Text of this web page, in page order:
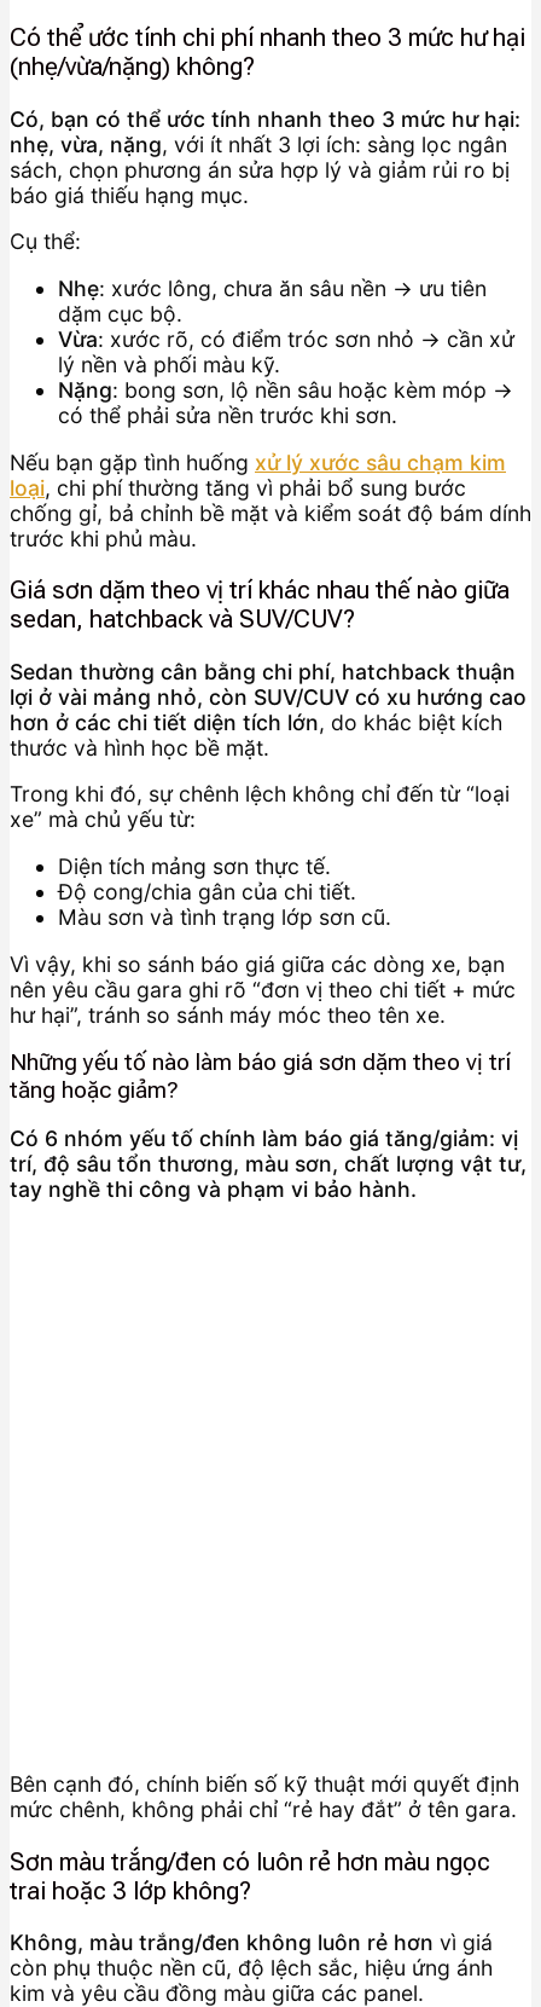
Có thể ước tính chi phí nhanh theo 3 mức hư hại
(nhẹ/vừa/nặng) không?
Có, bạn có thể ước tính nhanh theo 3 mức hư hại:
nhẹ, vừa, nặng, với ít nhất 3 lợi ích: sàng lọc ngân
sách, chọn phương án sửa hợp lý và giảm rủi ro bị
báo giá thiếu hạng mục.
Cụ thể:
Nhẹ: xước lông, chưa ăn sâu nền → ưu tiên
dặm cục bộ.
Vừa: xước rõ, có điểm tróc sơn nhỏ → cần xử
lý nền và phối màu kỹ.
Nặng: bong sơn, lộ nền sâu hoặc kèm móp →
có thể phải sửa nền trước khi sơn.
Nếu bạn gặp tình huống xử lý xước sâu chạm kim
loại, chi phí thường tăng vì phải bổ sung bước
chống gỉ, bả chỉnh bề mặt và kiểm soát độ bám dính
trước khi phủ màu.
Giá sơn dặm theo vị trí khác nhau thế nào giữa
sedan, hatchback và SUV/CUV?
Sedan thường cân bằng chi phí, hatchback thuận
lợi ở vài mảng nhỏ, còn SUV/CUV có xu hướng cao
hơn ở các chi tiết diện tích lớn, do khác biệt kích
thước và hình học bề mặt.
Trong khi đó, sự chênh lệch không chỉ đến từ “loại
xe” mà chủ yếu từ:
Diện tích mảng sơn thực tế.
Độ cong/chia gân của chi tiết.
Màu sơn và tình trạng lớp sơn cũ.
Vì vậy, khi so sánh báo giá giữa các dòng xe, bạn
nên yêu cầu gara ghi rõ “đơn vị theo chi tiết + mức
hư hại”, tránh so sánh máy móc theo tên xe.
Những yếu tố nào làm báo giá sơn dặm theo vị trí
tăng hoặc giảm?
Có 6 nhóm yếu tố chính làm báo giá tăng/giảm: vị
trí, độ sâu tổn thương, màu sơn, chất lượng vật tư,
tay nghề thi công và phạm vi bảo hành.
Bên cạnh đó, chính biến số kỹ thuật mới quyết định
mức chênh, không phải chỉ “rẻ hay đắt” ở tên gara.
Sơn màu trắng/đen có luôn rẻ hơn màu ngọc
trai hoặc 3 lớp không?
Không, màu trắng/đen không luôn rẻ hơn vì giá
còn phụ thuộc nền cũ, độ lệch sắc, hiệu ứng ánh
kim và yêu cầu đồng màu giữa các panel.